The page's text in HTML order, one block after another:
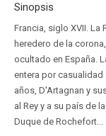
Sinopsis
Francia, siglo XVII. La
heredero de la
ocultado en España.
entera por
años, D'Artagnan y
al Rey y a su país de
Duque de Rochefort...